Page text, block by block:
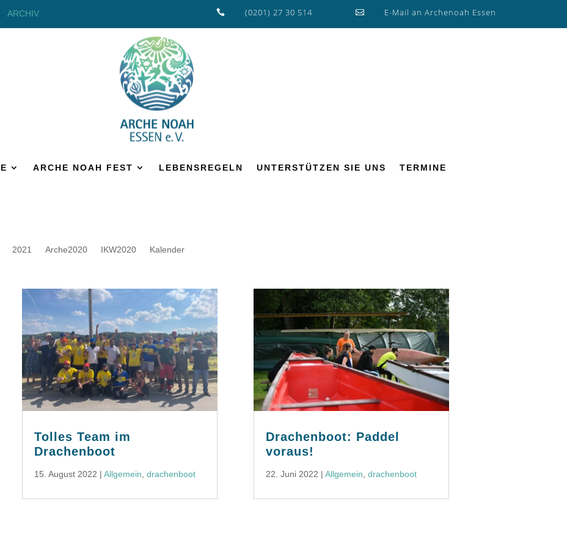
ARCHIV  (0201) 27 30 514  E-Mail an Archenoah Essen
ARCHE NOAH FEST LEBENSREGELN UNTERSTÜTZEN SIE UNS
TERMINE
2021 Arche2020 IKW2020 Kalender
Tolles Team im
Drachenboot
15. August 2022 |Allgemein ,drachenboot
Drachenboot: Paddel
voraus!
22. Juni 2022 |Allgemein ,drachenboot